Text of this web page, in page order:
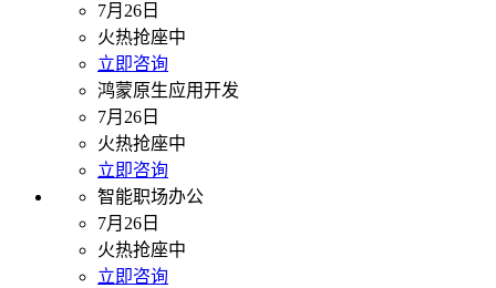
7月26日
火热抢座中
立即咨询
鸿蒙原生应用开发
7月26日
火热抢座中
立即咨询
智能职场办公
7月26日
火热抢座中
立即咨询